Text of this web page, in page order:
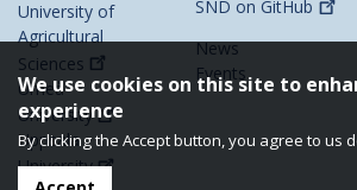
University of
Agricultural
Sciences
Umeå
University
Uppsala
University
SND on GitHub
News
Events
We use cookies on this site to
experience
By clicking the Accept button, you agree to us